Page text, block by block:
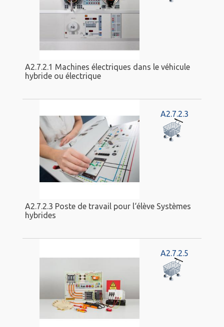
A2.7.2.1 Machines électriques dans le véhicule
hybride ou électrique
A2.7.2.3
A2.7.2.3 Poste de travail pour l‘élève Systèmes
hybrides
A2.7.2.5